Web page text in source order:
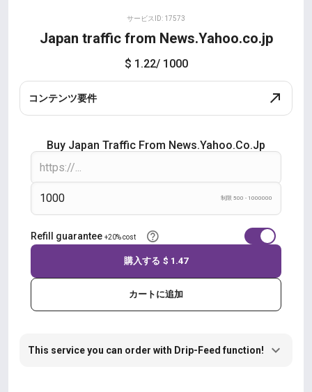
サービスID: 17573
Japan traffic from News.Yahoo.co.jp
$ 1.22/ 1000
コンテンツ要件
Buy Japan Traffic From News.Yahoo.co.jp
制限 500 - 1000000
Refill guarantee +20% cost
カートに追加
購入する $ 1.47
This service you can order with Drip-Feed function!